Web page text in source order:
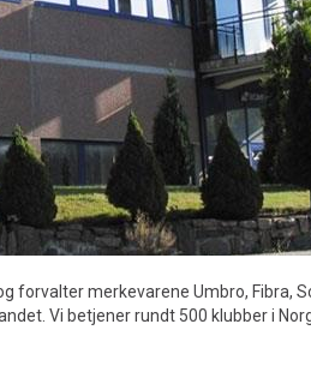
merkevarene Umbro, Fibra,
Vi betjener rundt 500 klubber i